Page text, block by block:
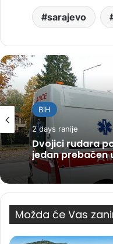
sarajevo
BiH
2 days ranije
Dvojici rudara
jedan prebačen
Možda će Vas